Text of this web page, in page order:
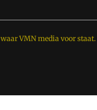
waar VMN media voor